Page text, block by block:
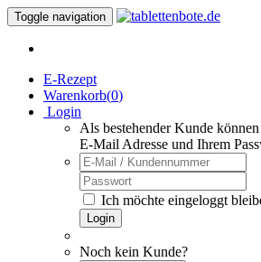
Toggle navigation
E-Rezept
Warenkorb(0)
Login
Als bestehender Kunde
E-Mail Adresse und Ihrem
Ich möchte eingeloggt
Login
Noch kein Kunde?